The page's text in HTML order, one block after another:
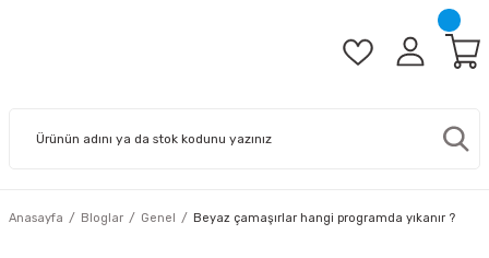
Anasayfa Bloglar Genel Beyaz çamaşırlar hangi programda yıkanır ?